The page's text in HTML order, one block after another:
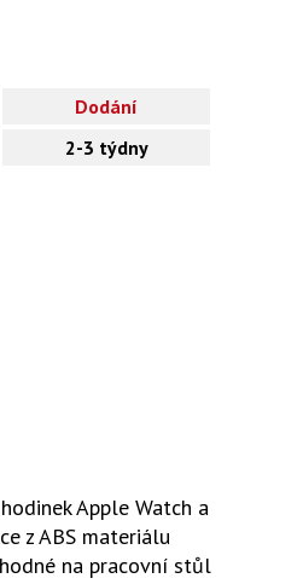
Dodání
2-3 týdny
Apple Watch a
z ABS materiálu
na pracovní stůl